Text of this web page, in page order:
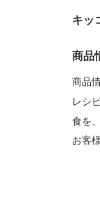
キッ
商品
商品
レシ
食を
お客